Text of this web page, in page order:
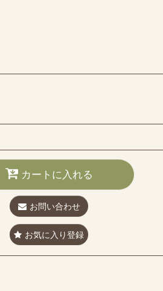
カートに入れる
お問い合わせ
お気に入り登録